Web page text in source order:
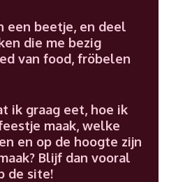
een beetje, en deel
die me bezig
van food, fröbelen
ik graag eet, hoe ik
maak, welke
en op de hoogte zijn
Blijf dan vooral
de site!